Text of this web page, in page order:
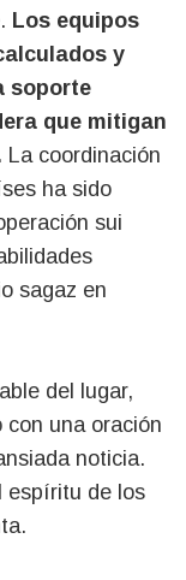
Los equipos
y
soporte
que mitigan
La coordinación
ha sido
sui
sagaz en
del lugar,
con una oración
noticia.
espíritu de los